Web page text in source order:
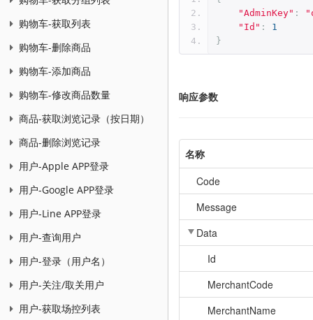
购物车-获取列表
购物车-删除商品
购物车-添加商品
购物车-修改商品数量
商品-获取浏览记录（按日期）
商品-删除浏览记录
用户-Apple APP登录
用户-Google APP登录
用户-Line APP登录
用户-查询用户
用户-登录（用户名）
用户-关注/取关用户
用户-获取场控列表
"AdminKey" :
"Id" :
1
}
响应参数
名称
Code
Message
Data
Id
MerchantCode
MerchantName